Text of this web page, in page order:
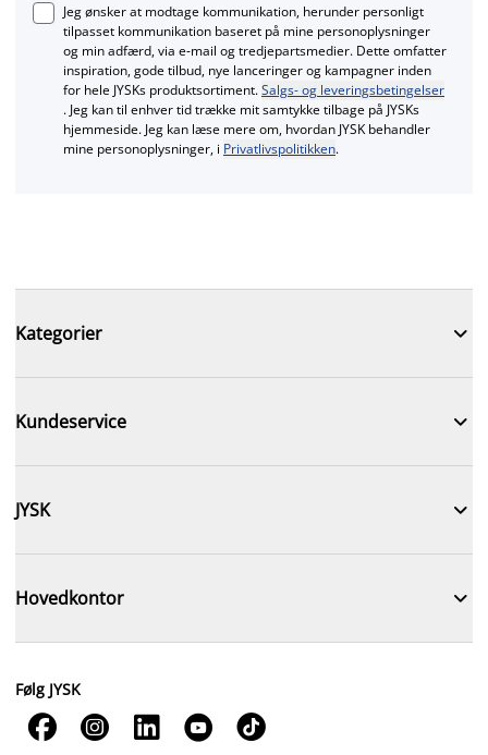
Jeg ønsker at modtage kommunikation, herunder personligt
tilpasset kommunikation baseret på mine personoplysninger
og min adfærd, via e‑mail og tredjepartsmedier. Dette omfatter
inspiration, gode tilbud, nye lanceringer og kampagner inden
for hele JYSKs produktsortiment.Salgs- og leveringsbetingelser
. Jeg kan til enhver tid trække mit samtykke tilbage på JYSKs
hjemmeside. Jeg kan læse mere om, hvordan JYSK behandler
mine personoplysninger, i Privatlivspolitikken.
Kategorier 
Kundeservice 
JYSK 
Hovedkontor 
Følg JYSK
    